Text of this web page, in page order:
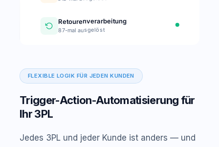
FLEXIBLE LOGIK FÜR JEDEN KUNDEN
Trigger-Action-Automatisierung für
Ihr 3PL
Jedes 3PL und jeder Kunde ist anders — und
Retourenverarbeitung
87-mal ausgelöst